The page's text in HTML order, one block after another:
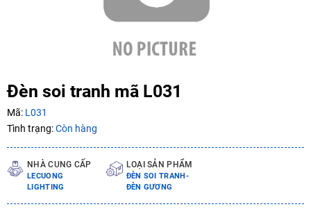
Đèn soi tranh mã L031
Mã: L031
Tình trạng:Còn hàng
NHÀ CUNG CẤP
LECUONG
LIGHTING
LOẠI SẢN PHẨM
ĐÈN SOI TRANH-
ĐÈN GƯƠNG